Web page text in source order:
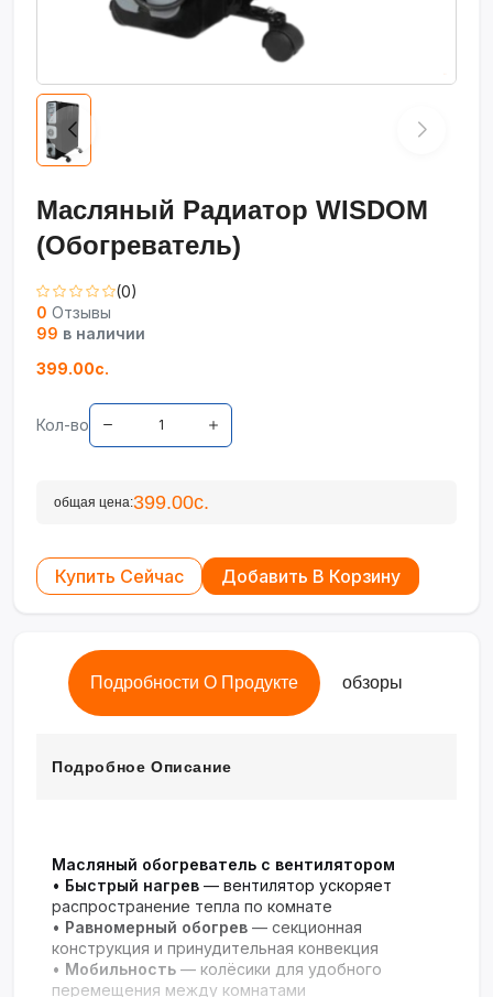
Масляный Радиатор WISDOM
(Обогреватель)
(0)
0 Отзывы
99 в наличии
399.00с.
Кол-во
общая цена:399.00с.
Купить Сейчас Добавить В Корзину
Подробности О Продукте обзоры
Подробное Описание
Масляный обогреватель с вентилятором
• Быстрый нагрев — вентилятор ускоряет
распространение тепла по комнате
• Равномерный обогрев — секционная
конструкция и принудительная конвекция
• Мобильность — колёсики для удобного
перемещения между комнатами